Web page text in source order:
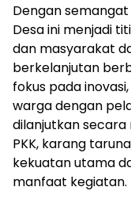
Dengan
Desa ini menjadi
dan masyarakat
berkelanjutan
fokus pada
warga dengan
dilanjutkan
PKK, karang
kekuatan utama
manfaat kegiatan.